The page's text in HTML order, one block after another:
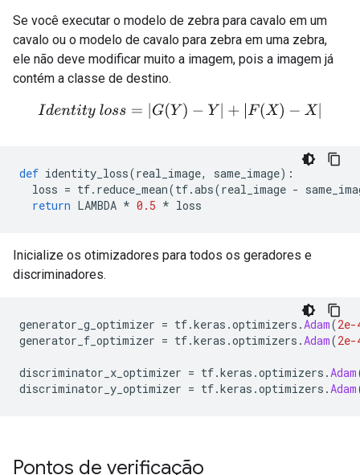
Se você executar o modelo de zebra para cavalo em um
cavalo ou o modelo de cavalo para zebra em uma zebra,
ele não deve modificar muito a imagem, pois a imagem já
contém a classe de destino.
Identit y lo ss=|G(Y )− Y|+ F(X −X |
def identity_loss(real_image, same_image):
loss = tf. reduce_mean(tf.abs(real_image -
return LAMBDA * 0.5 * loss
Inicialize os otimizadores para todos os geradores e
discriminadores.
generator_g_optimizer = tf.keras .optimizers . Adam(2e-
generator_f_optimizer = tf.keras .optimizers . Adam(2e-
discriminator_x_optimizer = tf.keras .optimizers . Adam
discriminator_y_optimizer = tf.keras .optimizers . Adam
Pontos de verificação